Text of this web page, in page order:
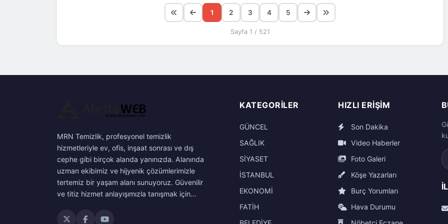
1 2 3 4 5
Sayfa 1 / 521
MRN Temizlik, profesyonel temizlik
hizmetleriyle ev, ofis, inşaat sonrası ve dış
cephe gibi birçok alanda yanınızda. Alanında
uzman ekibimiz ve hijyenik çözümlerimizle
tertemiz bir yaşam alanı sunuyoruz. Güvenilir
ve titiz hizmet anlayışımızla tanışmak için…
KATEGORILER
GÜNCEL
SAĞLIK
SİYASET
İSTANBUL
EKONOMİ
FATİH
HIZLI ERIŞIM
Son Dakika
Video Haberler
Foto Galeri
Köşe Yazarları
Burç Yorumları
Hava Durumu